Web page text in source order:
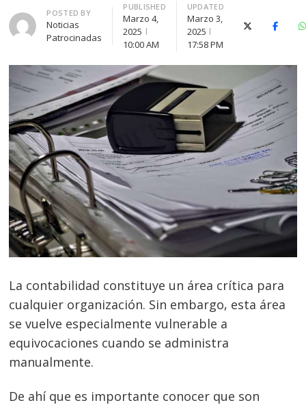
Author
POSTED BY
Noticias
Patrocinadas
PUBLISHED
Marzo 4,
2025
10:00 AM
UPDATED
Marzo 3,
2025
17:58 PM
X (Twitter)
La contabilidad constituye un área crítica para
cualquier organización. Sin embargo, esta área
se vuelve especialmente vulnerable a
equivocaciones cuando se administra
manualmente.
De ahí que es importante conocer que son